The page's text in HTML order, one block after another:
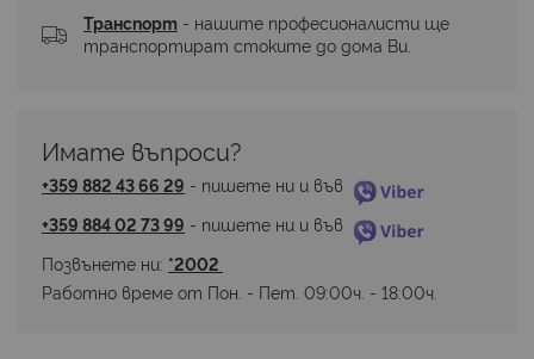
Транспорт - нашите професионалисти ще
транспортират стоките до дома Ви.
Имате въпроси?
+359 882 43 66 29 - пишете ни и във
+359 884 02 73 99 - пишете ни и във
Позвънете ни: *2002
Работно време от Пон. - Пет. 09:00ч. - 18:00ч.